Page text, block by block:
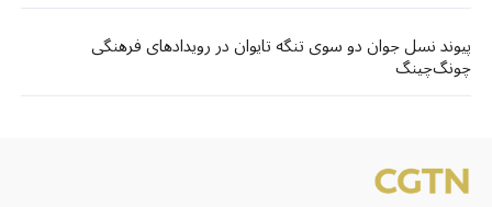
پیوند نسل جوان دو سوی تنگه تایوان در رویدادهای فرهنگی
چونگ‌چینگ